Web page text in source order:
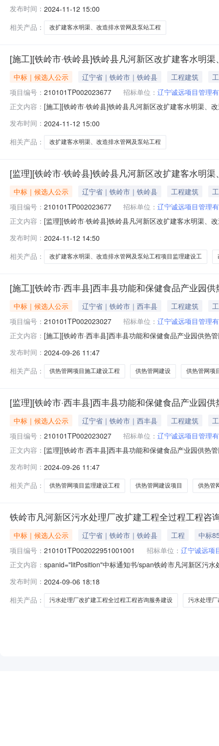
210101TP002023677001001标段名称铁岭县凡河新区
发布时间： 2024-11-12 15:00
相关产品：
改扩建客水明渠、改造排水管网及泵站工程
[施工][铁岭市·铁岭县]铁岭县凡河新区改扩建客水明
中标｜候选人公示 辽宁省｜铁岭市｜铁岭县 工程建筑
项目编号： 210101TP002023677 招标单位： 辽宁诚远项目管理
正文内容： [施工][铁岭市·铁岭县]铁岭县凡河新区改扩建客水明渠、
210101TP002023677001002标段名称铁岭县凡河新区
发布时间： 2024-11-12 15:00
相关产品：
改扩建客水明渠、改造排水管网及泵站工程
[监理][铁岭市·铁岭县]铁岭县凡河新区改扩建客水明
中标｜候选人公示 辽宁省｜铁岭市｜铁岭县 工程建筑
项目编号： 210101TP002023677 招标单位： 辽宁诚远项目管理
正文内容： [监理][铁岭市·铁岭县]铁岭县凡河新区改扩建客水明渠、
210101TP002023677001003标段名称铁岭县凡河新区
发布时间： 2024-11-12 14:50
相关产品：
改扩建客水明渠、改造排水管网及泵站工程项目监理建设工
[施工][铁岭市·西丰县]西丰县功能和保健食品产业园
中标｜候选人公示 辽宁省｜铁岭市｜西丰县 工程建筑
项目编号： 210101TP002023027 招标单位： 辽宁诚远项目管理
正文内容： [施工][铁岭市·西丰县]西丰县功能和保健食品产业园供热
产业园供热管网项目施工建设单位西丰县工业园区管委
发布时间： 2024-09-26 11:47
相关产品：
供热管网项目施工建设工程 供热管网建设 供热管网项
[监理][铁岭市·西丰县]西丰县功能和保健食品产业园
中标｜候选人公示 辽宁省｜铁岭市｜西丰县 工程建筑
项目编号： 210101TP002023027 招标单位： 辽宁诚远项目管理
正文内容： [监理][铁岭市·西丰县]西丰县功能和保健食品产业园供热
产业园供热管网项目监理建设单位西丰县工业园区管委
发布时间： 2024-09-26 11:47
相关产品：
供热管网项目监理建设工程 供热管网建设项目 供热管
铁岭市凡河新区污水处理厂改扩建工程全过程工程咨
中标｜候选人公示 辽宁省｜铁岭市｜铁岭县 工程
中标
项目编号： 210101TP002022951001001 招标单位： 辽宁诚远项
正文内容： spanid="litPosition"中标通知书/span铁岭市凡河新区污
其他项目招标方式公开招标公示开始时间2024年09月06
发布时间： 2024-09-06 18:18
相关产品：
污水处理厂改扩建工程全过程工程咨询服务建设 污水处理